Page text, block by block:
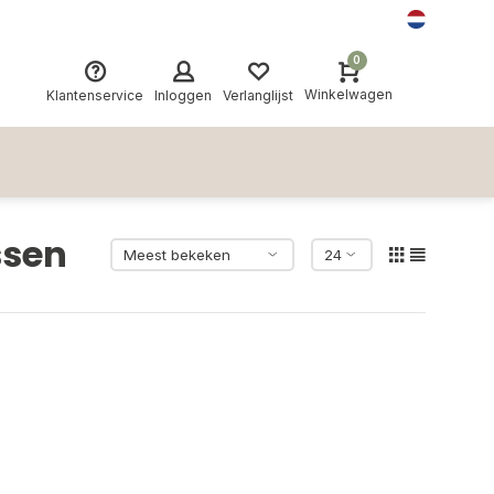
Klantenservice Inloggen Verlanglijst
0
Winkelwagen